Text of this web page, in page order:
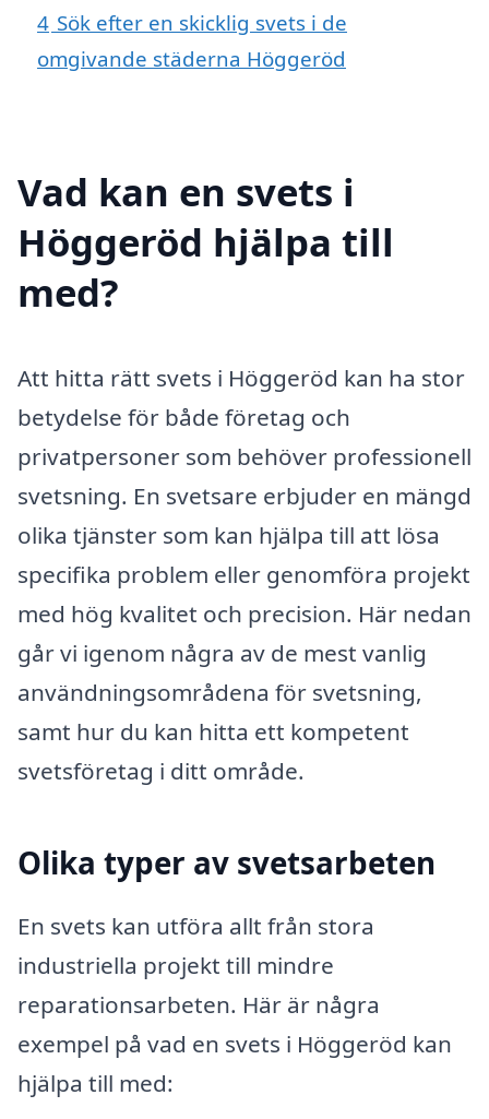
4 Sök efter en skicklig svets i de
omgivande städerna Höggeröd
Vad kan en svets i
Höggeröd hjälpa till
med?
Att hitta rätt svets i Höggeröd kan ha stor
betydelse för både företag och
privatpersoner som behöver professionell
svetsning. En svetsare erbjuder en mängd
olika tjänster som kan hjälpa till att lösa
specifika problem eller genomföra projekt
med hög kvalitet och precision. Här nedan
går vi igenom några av de mest vanlig
användningsområdena för svetsning,
samt hur du kan hitta ett kompetent
svetsföretag i ditt område.
Olika typer av svetsarbeten
En svets kan utföra allt från stora
industriella projekt till mindre
reparationsarbeten. Här är några
exempel på vad en svets i Höggeröd kan
hjälpa till med: